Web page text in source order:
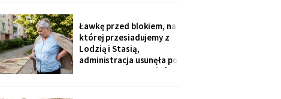
cicho: „Pani jest złota.
Męża - pozłacana, dobra
imitacja, robota sprzed
lat".
Ławkę przed blokiem, na
której przesiadujemy z
Lodzią i Stasią,
administracja usunęła po
„skargach mieszkańców"